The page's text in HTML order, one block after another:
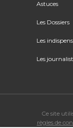
Astuces
Les Dossiers
Les
Les
Ce site
règles de